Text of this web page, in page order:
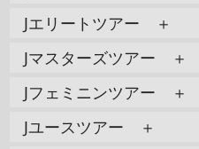
Jエリートツアー ＋
Jマスターズツアー ＋
Jフェミニンツアー ＋
Jユースツアー ＋